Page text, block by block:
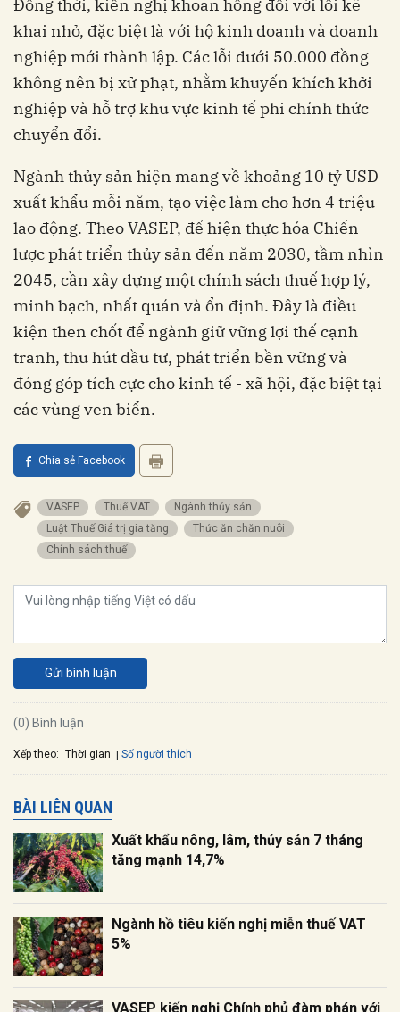
Đồng thời, kiến nghị khoan hồng đối với lỗi kê
khai nhỏ, đặc biệt là với hộ kinh doanh và doanh
nghiệp mới thành lập. Các lỗi dưới 50.000 đồng
không nên bị xử phạt, nhằm khuyến khích khởi
nghiệp và hỗ trợ khu vực kinh tế phi chính thức
chuyển đổi.
Ngành thủy sản hiện mang về khoảng 10 tỷ USD
xuất khẩu mỗi năm, tạo việc làm cho hơn 4 triệu
lao động. Theo VASEP, để hiện thực hóa Chiến
lược phát triển thủy sản đến năm 2030, tầm nhìn
2045, cần xây dựng một chính sách thuế hợp lý,
minh bạch, nhất quán và ổn định. Đây là điều
kiện then chốt để ngành giữ vững lợi thế cạnh
tranh, thu hút đầu tư, phát triển bền vững và
đóng góp tích cực cho kinh tế - xã hội, đặc biệt tại
các vùng ven biển.
Chia sẻ Facebook
VASEP thuế VAT
ngành thủy sản
Luật Thuế Giá trị gia tăng
thức ăn chăn nuôi
chính sách thuế
Gửi bình luận
(0) Bình luận
Xếp theo: Thời gian Số người thích
BÀI LIÊN QUAN
Xuất khẩu nông, lâm, thủy sản 7 tháng
tăng mạnh 14,7%
Ngành hồ tiêu kiến nghị miễn thuế VAT
5%
VASEP kiến nghị Chính phủ đàm phán với